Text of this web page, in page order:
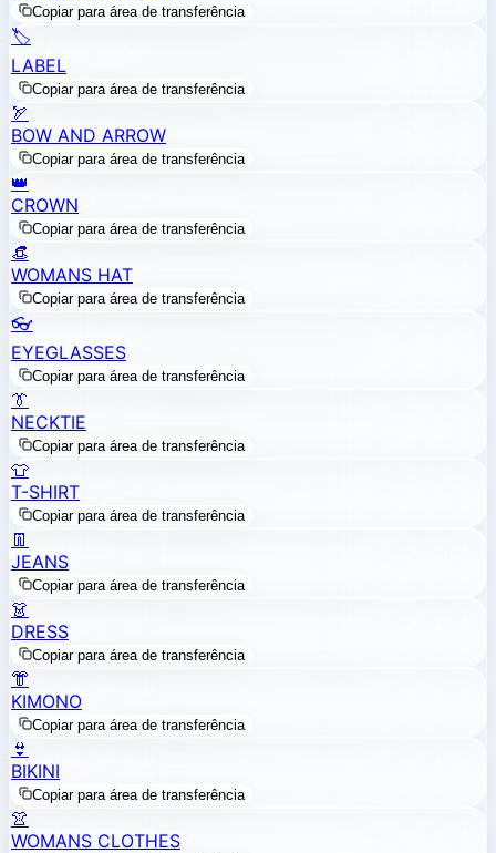
Copiar para área de transferência
🏷️
LABEL
Copiar para área de transferência
🏹
BOW AND ARROW
Copiar para área de transferência
👑
CROWN
Copiar para área de transferência
👒
WOMANS HAT
Copiar para área de transferência
👓
EYEGLASSES
Copiar para área de transferência
👔
NECKTIE
Copiar para área de transferência
👕
T-SHIRT
Copiar para área de transferência
👖
JEANS
Copiar para área de transferência
👗
DRESS
Copiar para área de transferência
👘
KIMONO
Copiar para área de transferência
👙
BIKINI
Copiar para área de transferência
👚
WOMANS CLOTHES